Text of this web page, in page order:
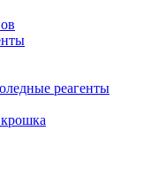
реагенты